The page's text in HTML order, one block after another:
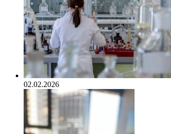
02.02.2026